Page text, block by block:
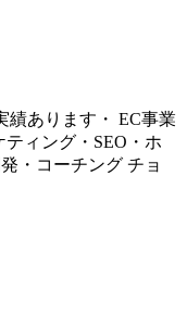
績あります・ EC事業
ィング・SEO・ホ
・コーチング チョ